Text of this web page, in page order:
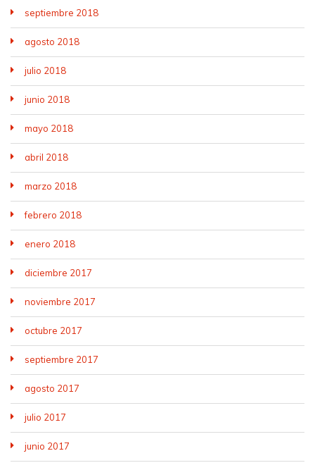
septiembre 2018
agosto 2018
julio 2018
junio 2018
mayo 2018
abril 2018
marzo 2018
febrero 2018
enero 2018
diciembre 2017
noviembre 2017
octubre 2017
septiembre 2017
agosto 2017
julio 2017
junio 2017